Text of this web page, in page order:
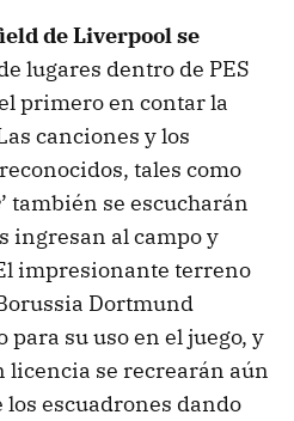
de Liverpool se
lugares dentro de PES
primero en contar la
canciones y los
tales como
’ también se escucharán
ingresan al campo y
impresionante terreno
Dortmund
su uso en el juego, y
licencia se recrearán aún
escuadrones dando